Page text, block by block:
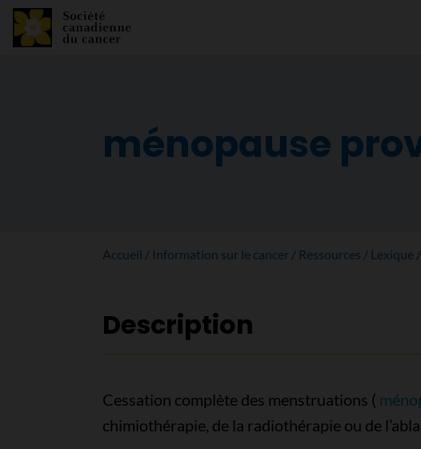
ménopause
Accueil Information sur le cancer Ressources Lexique
Description
Cessation complète des menstruations (
chimiothérapie, de la radiothérapie ou de